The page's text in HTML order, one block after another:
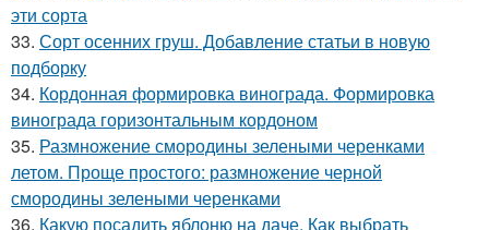
эти сорта
33. Сорт осенних груш. Добавление статьи в новую
подборку
34. Кордонная формировка винограда. Формировка
винограда горизонтальным кордоном
35. Размножение смородины зелеными черенками
летом. Проще простого: размножение черной
смородины зелеными черенками
36. Какую посадить яблоню на даче. Как выбрать